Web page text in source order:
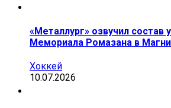
«Металлург» озвучил состав
Мемориала Ромазана в
Хоккей
10.07.2026